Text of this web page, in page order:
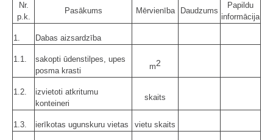
Nr.
p.k.
Pasākums Mērvienība Daudzums
Papildu
informācija
1. Dabas aizsardzība
1.1.
sakopti ūdenstilpes, upes
posma krasti
m2
1.2.
izvietoti atkritumu
konteineri
skaits
1.3. ierīkotas ugunskuru vietas vietu skaits